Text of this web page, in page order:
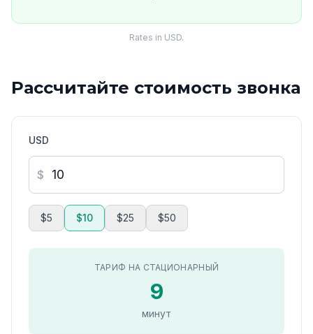
Rates in USD.
Рассчитайте стоимость звонка
USD
$
$5 $10 $25 $50
ТАРИФ НА СТАЦИОНАРНЫЙ
9
минут